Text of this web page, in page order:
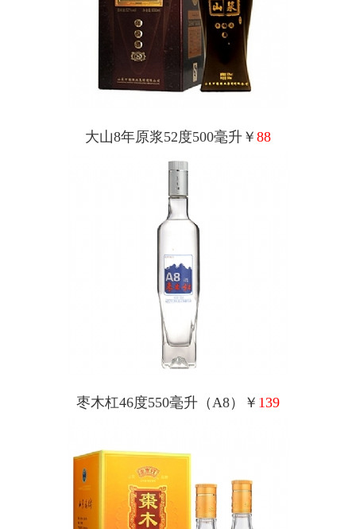
大山8年原浆52度500毫升￥ 88
枣木杠46度550毫升（A8）￥ 139